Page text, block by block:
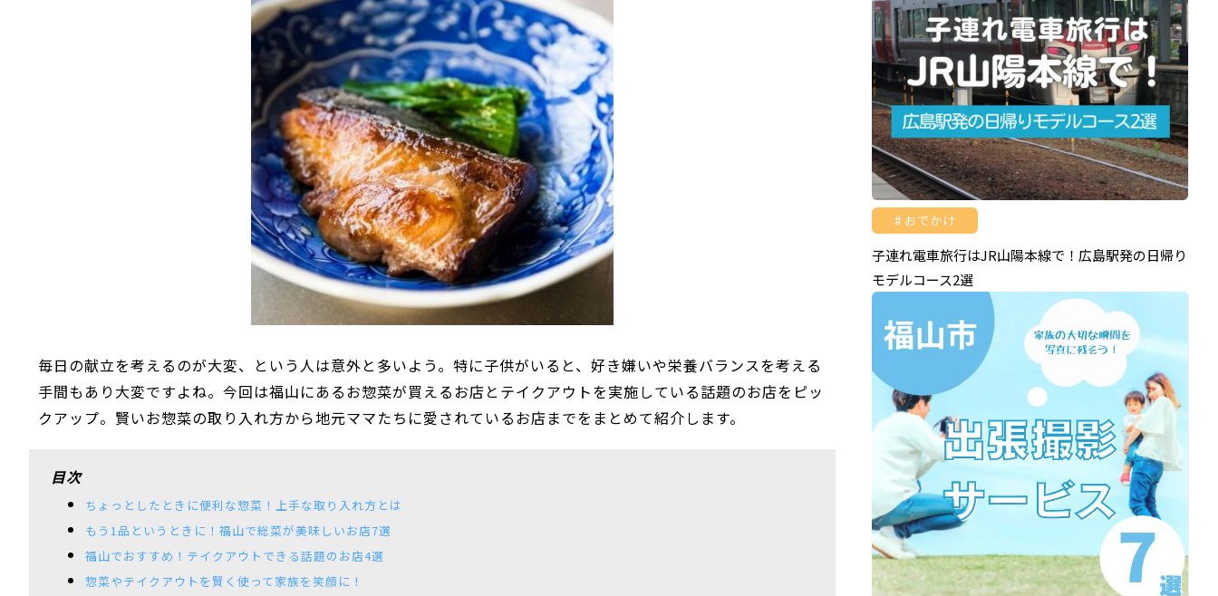
毎日の献立を考えるのが大変、という人は意外と多いよう。特に子供がいると、好き嫌いや栄養バランスを考える
手間もあり大変ですよね。今回は福山にあるお惣菜が買えるお店とテイクアウトを実施している話題のお店をピッ
クアップ。賢いお惣菜の取り入れ方から地元ママたちに愛されているお店までをまとめて紹介します。
目次
ちょっとしたときに便利な惣菜！上手な取り入れ方とは
もう1品というときに！福山で総菜が美味しいお店7選
福山でおすすめ！テイクアウトできる話題のお店4選
惣菜やテイクアウトを賢く使って家族を笑顔に！
おでかけ
子連れ電車旅行はJR山陽本線で！広島駅発の日帰り
モデルコース2選